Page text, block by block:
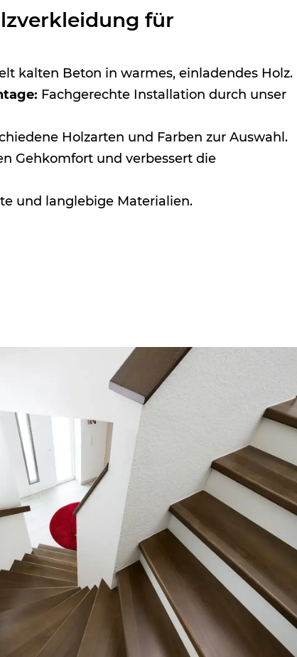
für
kalten Beton in warmes, einladendes Holz.
Fachgerechte Installation durch unser
Holzarten und Farben zur Auswahl.
Gehkomfort und verbessert die
und langlebige Materialien.